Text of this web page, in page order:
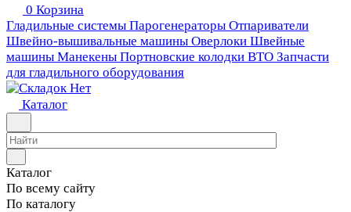
0 Корзина
Гладильные системы Парогенераторы Отпариватели
Швейно-вышивальные машины Оверлоки Швейные
машины Манекены Портновские колодки ВТО Запчасти
для гладильного оборудования
Каталог
Каталог
По всему сайту
По каталогу